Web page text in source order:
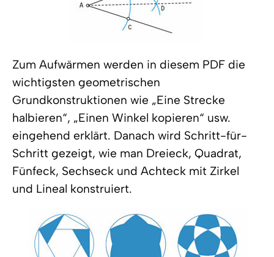
Zum Aufwärmen werden in diesem PDF die
wichtigsten geometrischen
Grundkonstruktionen wie „Eine Strecke
halbieren“, „Einen Winkel kopieren“ usw.
eingehend erklärt. Danach wird Schritt-für-
Schritt gezeigt, wie man Dreieck, Quadrat,
Fünfeck, Sechseck und Achteck mit Zirkel
und Lineal konstruiert.